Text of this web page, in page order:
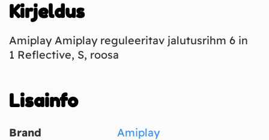
Kirjeldus
Amiplay Amiplay reguleeritav jalutusrihm 6 in
1 Reflective, S, roosa
Lisainfo
Brand Amiplay